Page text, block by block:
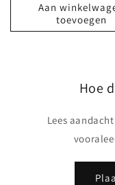
Aan
toevoegen
Hoe
Lees